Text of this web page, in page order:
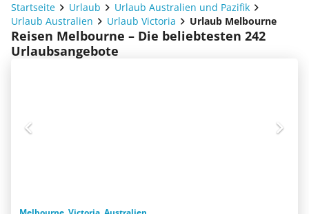
Startseite Urlaub
Urlaub Australien und Pazifik
Urlaub Australien
Urlaub Victoria Urlaub Melbourne
Reisen Melbourne – Die beliebtesten 242
Urlaubsangebote